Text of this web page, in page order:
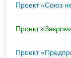
Проект «Союз
Проект
Проект